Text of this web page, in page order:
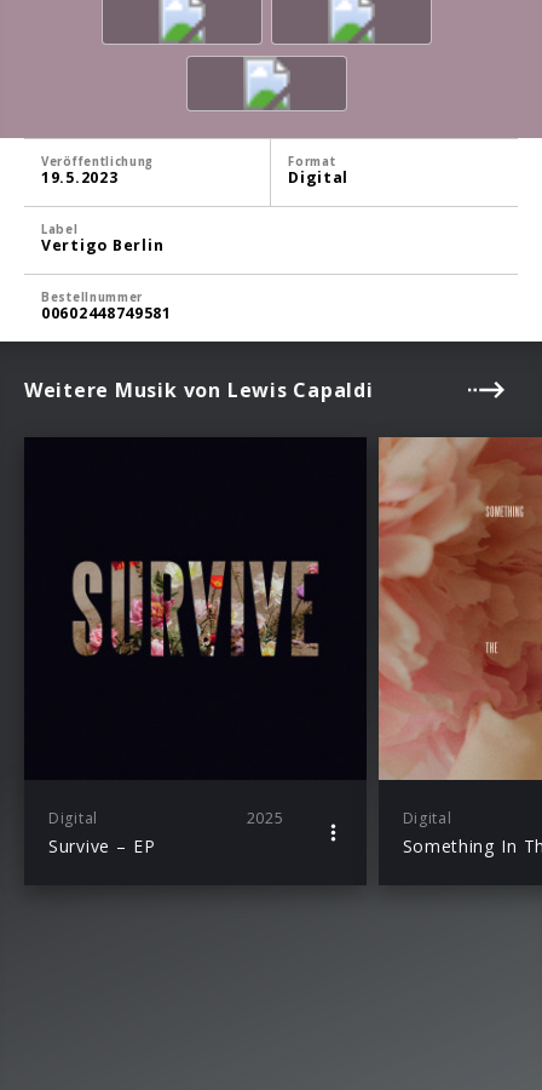
Veröffentlichung
19.5.2023
Format
Digital
Label
Vertigo Berlin
Bestellnummer
00602448749581
Weitere Musik von Lewis Capaldi
Digital 2025
Survive – EP
Digital
Something In